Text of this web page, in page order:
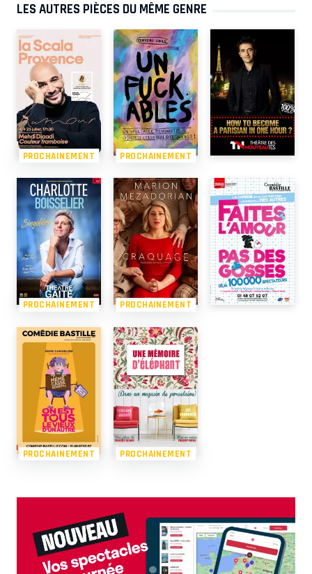
LES AUTRES PIÈCES DU MÊME GENRE
PROCHAINEMENT PROCHAINEMENT
PROCHAINEMENT PROCHAINEMENT
PROCHAINEMENT PROCHAINEMENT